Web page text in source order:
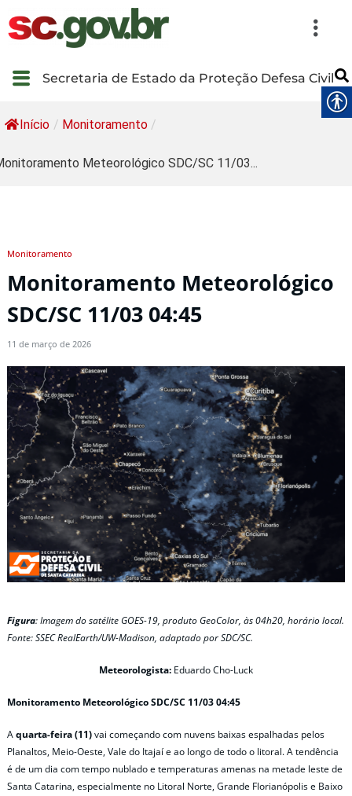
Secretaria de Estado da Proteção Defesa Civil
Início / Monitoramento /
Meteorológico SDC/SC 11/03...
Monitoramento
Monitoramento Meteorológico
SDC/SC 11/03 04:45
11 de março de 2026
Figura: Imagem do satélite GOES-19, produto GeoColor, às 04h20, horário local.
Fonte: SSEC RealEarth/UW-Madison, adaptado por SDC/SC.
Meteorologista: Eduardo Cho-Luck
Monitoramento Meteorológico SDC/SC 11/03 04:45
Aquarta-feira (11)vai começando com nuvens baixas espalhadas pelos
Planaltos, Meio-Oeste, Vale do Itajaí e ao longo de todo o litoral. A tendência
é de um dia com tempo nublado e temperaturas amenas na metade leste de
Santa Catarina, especialmente no Litoral Norte, Grande Florianópolis e Baixo